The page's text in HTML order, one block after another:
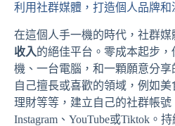
利用社群媒體，打造個人品牌和
在這個人手一機的時代，社群媒
收入的絕佳平台。零成本起步
機、一台電腦，和一顆願意分
自己擅長或喜歡的領域，例如美
理財等等，建立自己的社群帳號
Instagram、YouTube或Tiktok。